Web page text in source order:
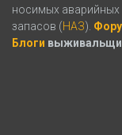
носимых аварийных
запасов (НАЗ).
Блоги